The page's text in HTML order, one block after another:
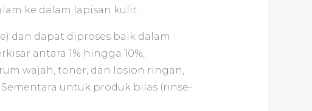
ke dalam lapisan kulit.
dan dapat diproses baik dalam
antara 1% hingga 10%,
wajah, toner, dan losion ringan,
untuk produk bilas (rinse-